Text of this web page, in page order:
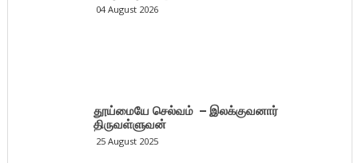
04 August 2026
தூய்மையே செல்வம் – இலக்குவனார்
திருவள்ளுவன்
25 August 2025